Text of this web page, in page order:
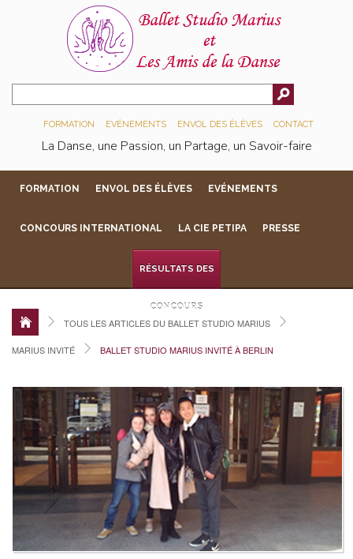
FORMATION EVÉNEMENTS ENVOL DES ÉLÈVES CONTACT
La Danse, une Passion, un Partage, un Savoir-faire
FORMATION ENVOL DES ÉLÈVES EVÉNEMENTS
CONCOURS INTERNATIONAL LA CIE PETIPA PRESSE
RÉSULTATS DES
CONCOURS
TOUS LES ARTICLES DU BALLET STUDIO MARIUS
MARIUS INVITÉ BALLET STUDIO MARIUS INVITÉ À BERLIN